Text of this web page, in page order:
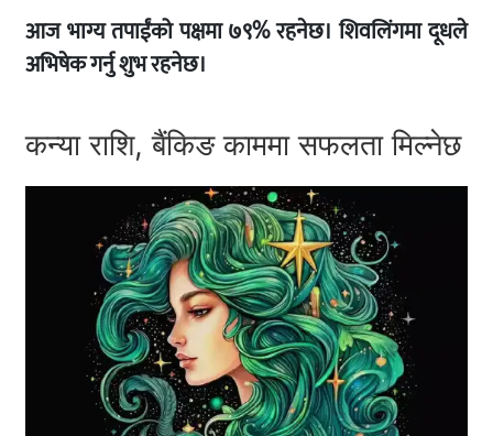
आज भाग्य तपाईंको पक्षमा ७९% रहनेछ। शिवलिंगमा दूधले
अभिषेक गर्नु शुभ रहनेछ।
कन्या राशि, बैंकिङ काममा सफलता मिल्नेछ